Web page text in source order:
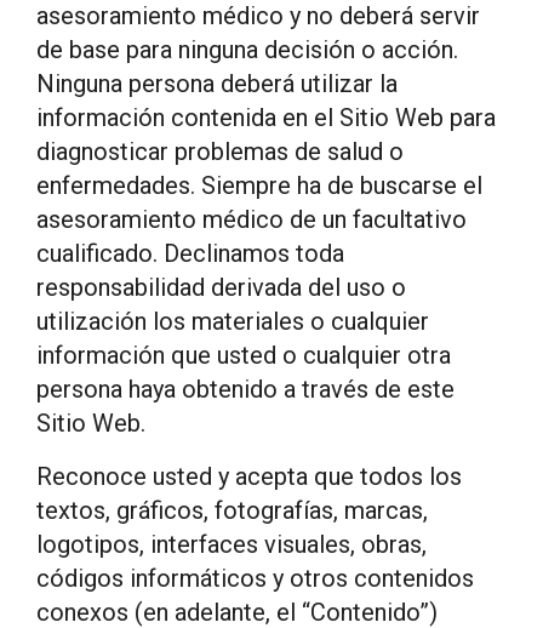
asesoramiento médico y no deberá servir
de base para ninguna decisión o acción.
Ninguna persona deberá utilizar la
información contenida en el Sitio Web para
diagnosticar problemas de salud o
enfermedades. Siempre ha de buscarse el
asesoramiento médico de un facultativo
cualificado. Declinamos toda
responsabilidad derivada del uso o
utilización los materiales o cualquier
información que usted o cualquier otra
persona haya obtenido a través de este
Sitio Web.
Reconoce usted y acepta que todos los
textos, gráficos, fotografías, marcas,
logotipos, interfaces visuales, obras,
códigos informáticos y otros contenidos
conexos (en adelante, el “Contenido”)